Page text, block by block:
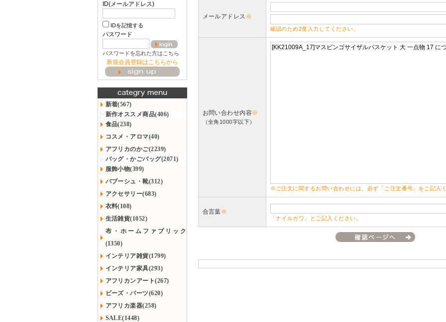
ID(メールアドレス)
IDを記憶する
パスワード
パスワードを忘れた方はこちら
新規会員登録はこちらから
新着(567)
新作オススメ商品(406)
食品(238)
コスメ・アロマ(40)
アフリカのかご(2239)
バッグ・かごバッグ(2071)
服飾小物(399)
バブーシュ・靴(312)
アクセサリー(683)
衣料(108)
生活雑貨(1052)
布・ホームファブリック
(1350)
インテリア雑貨(1799)
インテリア家具(293)
アフリカンアート(267)
ビーズ・パーツ(620)
アフリカ楽器(258)
SALE(1448)
メールアドレス ※
確認のため2度入力してください。
お問い合わせ内容※
（全角1000字以下）
※ご注文に関するお問い合わせには、必ず「ご注文番号」をご記入
合言葉※
「ナイルガワ」とご記入ください。